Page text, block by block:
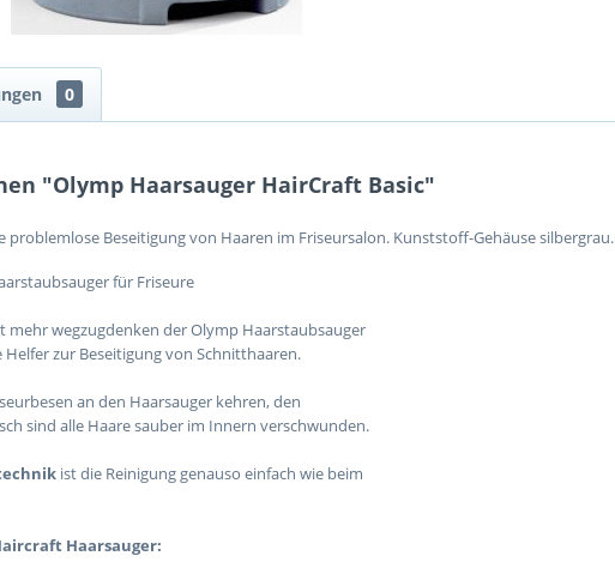
0
"Olymp Haarsauger HairCraft Basic"
problemlose Beseitigung von Haaren im Friseursalon. Kunststoff-Gehäuse silbergrau.
für Friseure
mehr wegzugdenken der Olymp Haarstaubsauger
zur Beseitigung von Schnitthaaren.
an den Haarsauger kehren, den
sind alle Haare sauber im Innern verschwunden.
ist die Reinigung genauso einfach wie beim
Haarsauger: